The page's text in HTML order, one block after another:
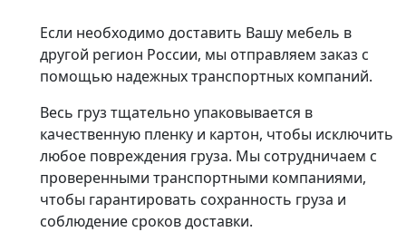
Если необходимо доставить Вашу мебель в
другой регион России, мы отправляем заказ с
помощью надежных транспортных компаний.
Весь груз тщательно упаковывается в
качественную пленку и картон, чтобы исключить
любое повреждения груза. Мы сотрудничаем с
проверенными транспортными компаниями,
чтобы гарантировать сохранность груза и
соблюдение сроков доставки.